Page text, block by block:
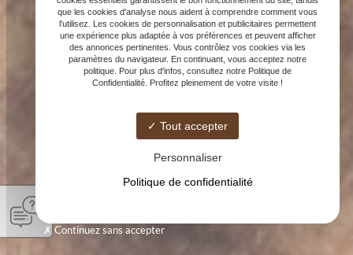
que les cookies d'analyse nous aident à comprendre comment vous
l'utilisez. Les cookies de personnalisation et publicitaires permettent
une expérience plus adaptée à vos préférences et peuvent afficher
des annonces pertinentes. Vous contrôlez vos cookies via les
paramètres du navigateur. En continuant, vous acceptez notre
politique. Pour plus d'infos, consultez notre Politique de
Confidentialité. Profitez pleinement de votre visite !
Tout accepter
Personnaliser
Politique de confidentialité
Continuez sans accepter